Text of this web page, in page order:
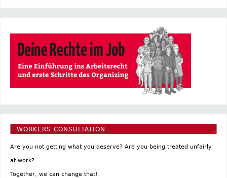
WORKERS CONSULTATION
Are you not getting what you deserve? Are you being treated unfairly
at work?
Together, we can change that!